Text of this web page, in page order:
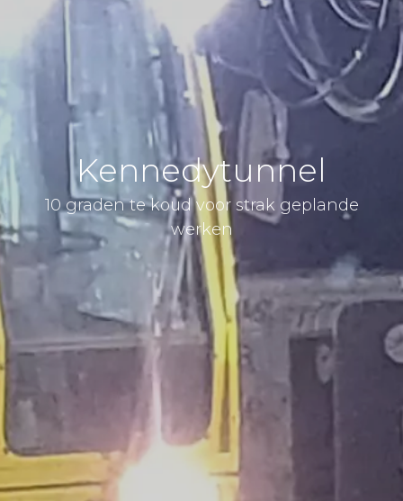
Kennedytunnel
10 graden te koud voor strak geplande
werken